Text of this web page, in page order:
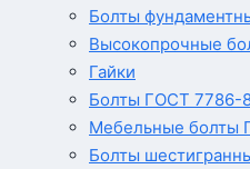
Болты
Высокопрочные
Гайки
Болты ГОСТ 7786-
Мебельные болты
Болты